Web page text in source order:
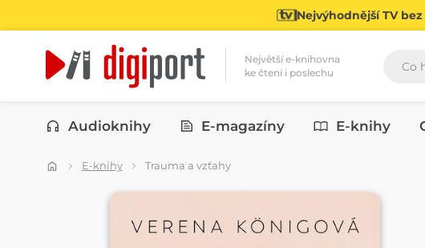
Nejvýhodnější TV
Největší e-knihovna
ke čtení i poslechu
Kategorie
Audioknihy E-magazíny E-knihy
E-knihy Trauma a vzťahy